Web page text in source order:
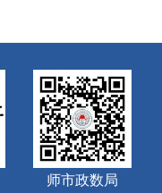
师市政数局